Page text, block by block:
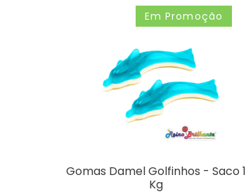
Em Promoção
Gomas Damel Golfinhos - Saco 1
Kg